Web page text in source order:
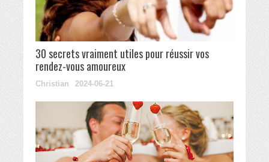
30 secrets vraiment utiles pour réussir vos
rendez-vous amoureux
Christian 2024-06-21